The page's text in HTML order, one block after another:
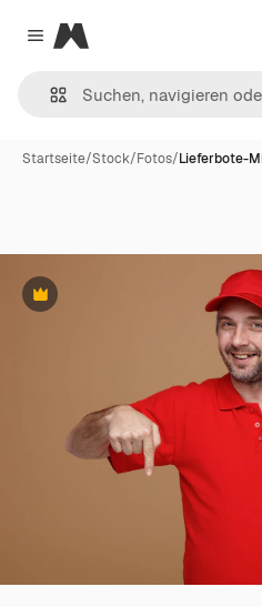
Close menu
Magnific
Startseite/Stock/Fotos/Lieferbote-
Premium